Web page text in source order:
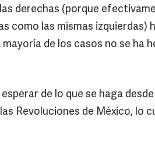
derechas (porque
como las mismas izquierdas)
mayoría de los casos no se ha
esperar de lo que se haga
Revoluciones de México, lo